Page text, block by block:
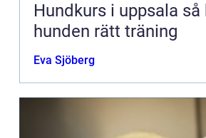
Hundkurs i uppsala så hittar
hunden rätt träning
Eva Sjöberg